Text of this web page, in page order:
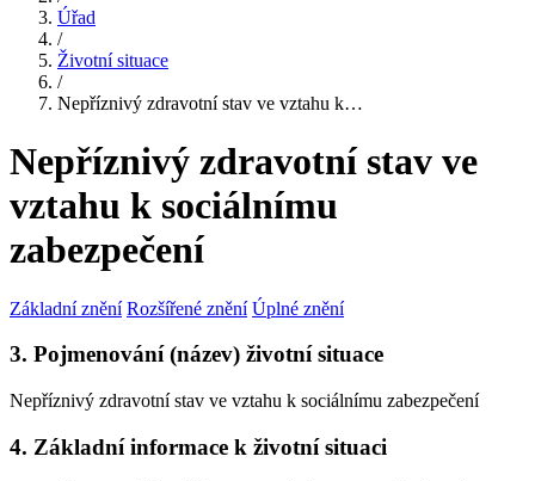
Úřad
/
Životní situace
/
Nepříznivý zdravotní stav ve vztahu k…
Nepříznivý zdravotní stav ve
vztahu k sociálnímu
zabezpečení
Základní znění Rozšířené znění Úplné znění
3. Pojmenování (název) životní situace
Nepříznivý zdravotní stav ve vztahu k sociálnímu zabezpečení
4. Základní informace k životní situaci